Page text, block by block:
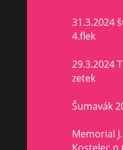
31.3.2024
4.flek
29.3.2024
zetek
Šumavák
Memorial